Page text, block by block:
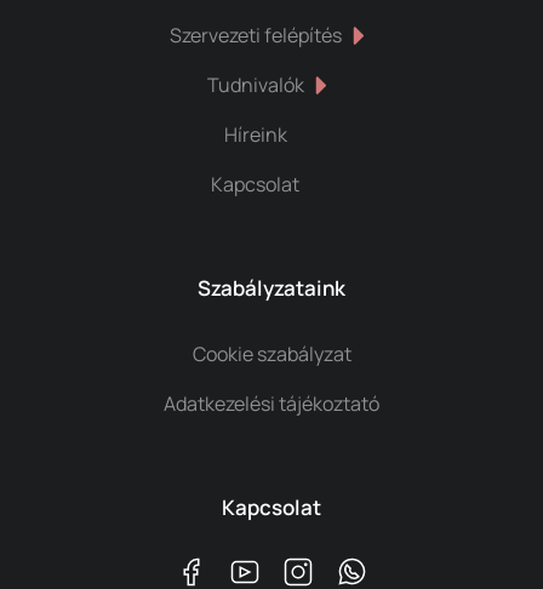
Szervezeti felépítés
Tudnivalók
Híreink
Kapcsolat
Szabályzataink
Cookie szabályzat
Adatkezelési tájékoztató
Kapcsolat